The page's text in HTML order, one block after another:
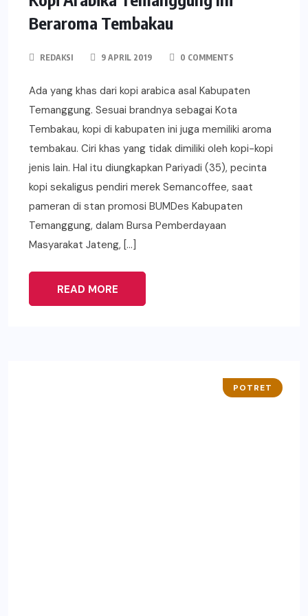
Beraroma Tembakau
REDAKSI 9 APRIL 2019 0 COMMENTS
Ada yang khas dari kopi arabica asal Kabupaten
Temanggung. Sesuai brandnya sebagai Kota
Tembakau, kopi di kabupaten ini juga memiliki aroma
tembakau. Ciri khas yang tidak dimiliki oleh kopi-kopi
jenis lain. Hal itu diungkapkan Pariyadi (35), pecinta
kopi sekaligus pendiri merek Semancoffee, saat
pameran di stan promosi BUMDes Kabupaten
Temanggung, dalam Bursa Pemberdayaan
Masyarakat Jateng, […]
READ MORE
POTRET